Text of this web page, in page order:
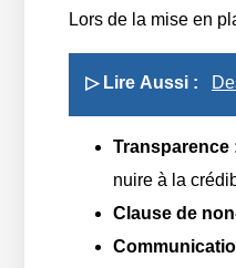
Lors de la mise en
▷ Lire Aussi :
Transparence
nuire à la
Clause de